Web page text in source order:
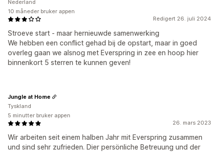
Redigert 26. juli 2024
Stroeve start - maar hernieuwde samenwerking
We hebben een conflict gehad bij de opstart, maar in goed
overleg gaan we alsnog met Everspring in zee en hoop hier
binnenkort 5 sterren te kunnen geven!
Nederland
10 måneder bruker appen
26. mars 2023
Wir arbeiten seit einem halben Jahr mit Everspring zusammen
und sind sehr zufrieden. Dier persönliche Betreuung und der
Jungle at Home
Tyskland
5 minutter bruker appen